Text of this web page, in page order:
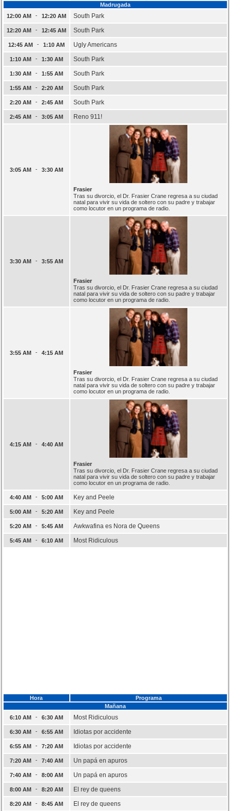
Madrugada
12:00 AM
- 12:20 AM South Park
12:20 AM - 12:45 AM South Park
12:45 AM - 1:10 AM Ugly Americans
1:10 AM - 1:30 AM South Park
1:30 AM - 1:55 AM South Park
1:55 AM - 2:20 AM South Park
2:20 AM - 2:45 AM South Park
2:45 AM - 3:05 AM Reno 911!
3:05 AM - 3:30 AM
Frasier
Tras su divorcio, el Dr. Frasier Crane regresa a su ciudad
natal para vivir su vida de soltero con su padre y trabajar
como locutor en un programa de radio.
3:30 AM - 3:55 AM
Frasier
Tras su divorcio, el Dr. Frasier Crane regresa a su ciudad
natal para vivir su vida de soltero con su padre y trabajar
como locutor en un programa de radio.
3:55 AM - 4:15 AM
Frasier
Tras su divorcio, el Dr. Frasier Crane regresa a su ciudad
natal para vivir su vida de soltero con su padre y trabajar
como locutor en un programa de radio.
4:15 AM - 4:40 AM
Frasier
Tras su divorcio, el Dr. Frasier Crane regresa a su ciudad
natal para vivir su vida de soltero con su padre y trabajar
como locutor en un programa de radio.
4:40 AM - 5:00 AM Key and Peele
5:00 AM - 5:20 AM Key and Peele
5:20 AM - 5:45 AM Awkwafina es Nora de Queens
5:45 AM - 6:10 AM Most Ridiculous
Hora
Programa
Mañana
6:10 AM
- 6:30 AM Most Ridiculous
6:30 AM - 6:55 AM Idiotas por accidente
6:55 AM - 7:20 AM Idiotas por accidente
7:20 AM - 7:40 AM Un papá en apuros
7:40 AM - 8:00 AM Un papá en apuros
8:00 AM - 8:20 AM El rey de queens
8:20 AM - 8:45 AM El rey de queens